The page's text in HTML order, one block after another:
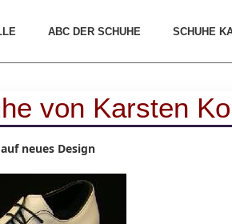
ABC DER SCHUHE SCHUHE
von Karsten
neues Design